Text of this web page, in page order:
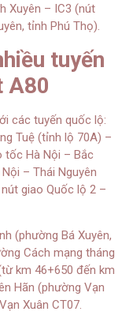
Xuyên – IC3 (nút
tỉnh Phú Thọ).
tuyến
A80
các tuyến quốc lộ:
Tuệ (tỉnh lộ 70A) –
tốc Hà Nội – Bắc
– Thái Nguyên
giao Quốc lộ 2 –
(phường Bá Xuyên,
Cách mạng tháng
km 46+650 đến km
Hãn (phường Vạn
Xuân CT07.